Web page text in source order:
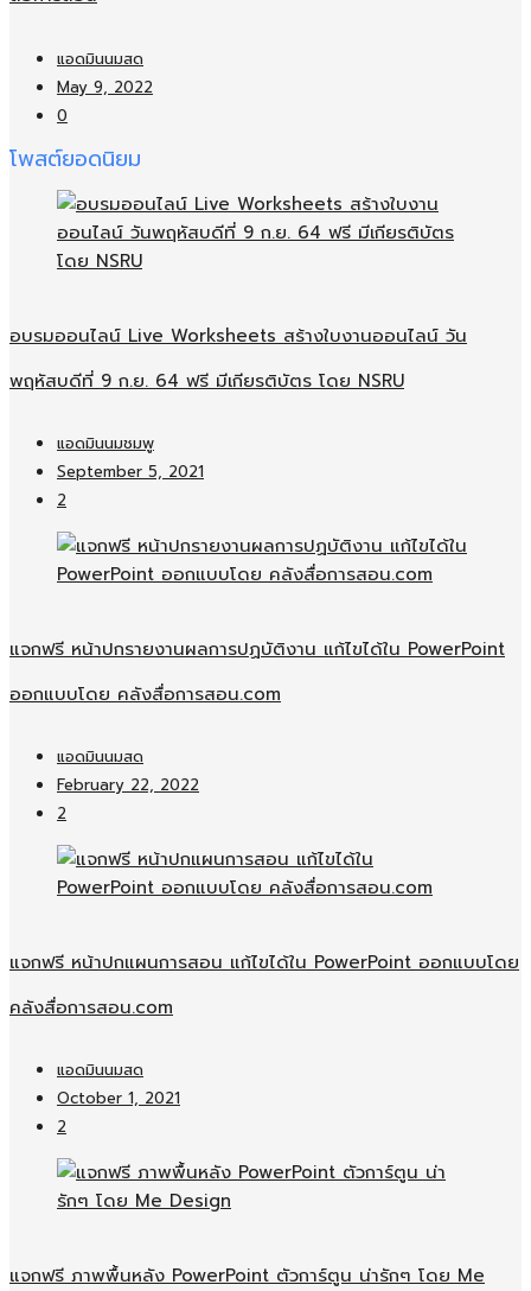
แอดมินนมสด
May 9, 2022
0
โพสต์ยอดนิยม
อบรมออนไลน์​ Live Worksheets สร้างใบงานออนไลน์​ วัน
พฤหัสบดีที่ 9 ก.ย. 64 ฟรี มีเกียรติบัตร โดย NSRU
แอดมินนมชมพู
September 5, 2021
2
แจกฟรี หน้าปกรายงานผลการปฏบัติงาน แก้ไขได้ใน PowerPoint
ออกแบบโดย คลังสื่อการสอน.com
แอดมินนมสด
February 22, 2022
2
แจกฟรี หน้าปกแผนการสอน แก้ไขได้ใน PowerPoint ออกแบบโดย
คลังสื่อการสอน.com
แอดมินนมสด
October 1, 2021
2
แจกฟรี ภาพพื้นหลัง PowerPoint ตัวการ์ตูน น่ารักๆ โดย Me